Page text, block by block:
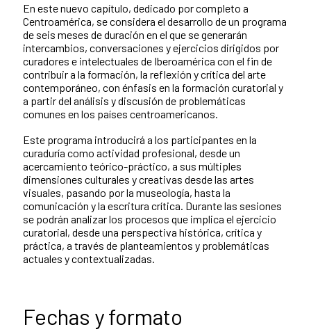
En este nuevo capítulo, dedicado por completo a
Centroamérica, se considera el desarrollo de un programa
de seis meses de duración en el que se generarán
intercambios, conversaciones y ejercicios dirigidos por
curadores e intelectuales de Iberoamérica con el fin de
contribuir a la formación, la reflexión y crítica del arte
contemporáneo, con énfasis en la formación curatorial y
a partir del análisis y discusión de problemáticas
comunes en los países centroamericanos.
Este programa introducirá a los participantes en la
curaduría como actividad profesional, desde un
acercamiento teórico-práctico, a sus múltiples
dimensiones culturales y creativas desde las artes
visuales, pasando por la museología, hasta la
comunicación y la escritura crítica. Durante las sesiones
se podrán analizar los procesos que implica el ejercicio
curatorial, desde una perspectiva histórica, crítica y
práctica, a través de planteamientos y problemáticas
actuales y contextualizadas.
Fechas y formato